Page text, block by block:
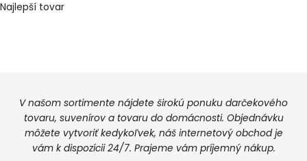
Najlepší tovar
V našom sortimente nájdete širokú ponuku darčekového
tovaru, suvenírov a tovaru do domácnosti. Objednávku
môžete vytvoriť kedykoľvek, náš internetový obchod je
vám k dispozícii 24/7. Prajeme vám príjemný nákup.